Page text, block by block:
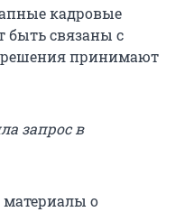
кадровые
быть связаны с
решения принимают
запрос в
материалы о